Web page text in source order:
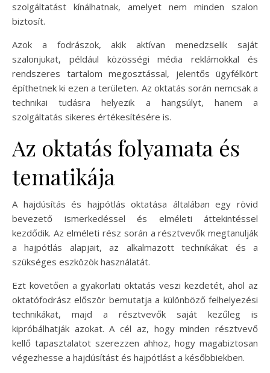
szolgáltatást kínálhatnak, amelyet nem minden szalon
biztosít.
Azok a fodrászok, akik aktívan menedzselik saját
szalonjukat, például közösségi média reklámokkal és
rendszeres tartalom megosztással, jelentős ügyfélkört
építhetnek ki ezen a területen. Az oktatás során nemcsak a
technikai tudásra helyezik a hangsúlyt, hanem a
szolgáltatás sikeres értékesítésére is.
Az oktatás folyamata és
tematikája
A hajdúsítás és hajpótlás oktatása általában egy rövid
bevezető ismerkedéssel és elméleti áttekintéssel
kezdődik. Az elméleti rész során a résztvevők megtanulják
a hajpótlás alapjait, az alkalmazott technikákat és a
szükséges eszközök használatát.
Ezt követően a gyakorlati oktatás veszi kezdetét, ahol az
oktatófodrász először bemutatja a különböző felhelyezési
technikákat, majd a résztvevők saját kezűleg is
kipróbálhatják azokat. A cél az, hogy minden résztvevő
kellő tapasztalatot szerezzen ahhoz, hogy magabiztosan
végezhesse a hajdúsítást és hajpótlást a későbbiekben.